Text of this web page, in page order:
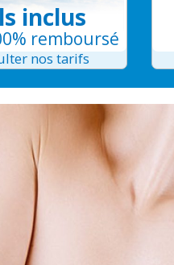
inclus
remboursé
nos tarifs